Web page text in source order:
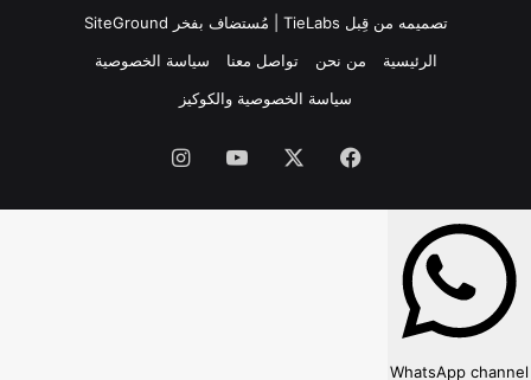
تصميمه من قِبل TieLabs
| مُستضاف بفخر SiteGround
الرئيسية
من نحن تواصل معنا
سياسة الخصوصية
سياسة الخصوصية والكوكيز
فيسبوك ‫YouTubeانستقرام
WhatsApp channel